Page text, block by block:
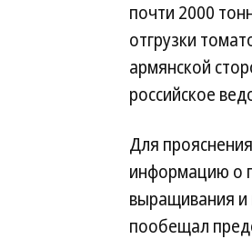
почти 2000
отгрузки
армянской
российское
Для
информацию о
выращивания и
пообещал